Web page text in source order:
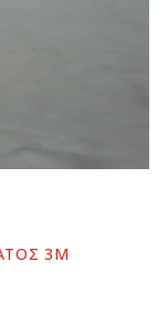
3Μ